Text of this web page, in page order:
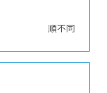
順不同